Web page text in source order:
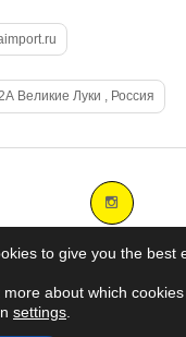
Великие Луки , Россия
agromasters. - Web
to give you the best
more about which
settings